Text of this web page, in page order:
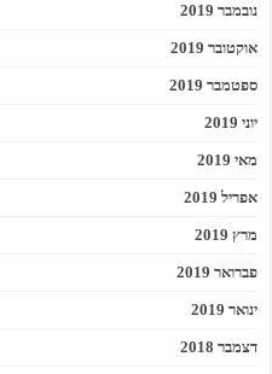
נובמבר 2019
אוקטובר 2019
ספטמבר 2019
יוני 2019
מאי 2019
אפריל 2019
מרץ 2019
פברואר 2019
ינואר 2019
דצמבר 2018